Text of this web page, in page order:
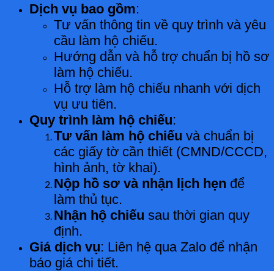
Dịch vụ bao gồm:
Tư vấn thông tin về quy trình và yêu
cầu làm hộ chiếu.
Hướng dẫn và hỗ trợ chuẩn bị hồ sơ
làm hộ chiếu.
Hỗ trợ làm hộ chiếu nhanh với dịch
vụ ưu tiên.
Quy trình làm hộ chiếu:
Tư vấn làm hộ chiếu và chuẩn bị
các giấy tờ cần thiết (CMND/CCCD,
hình ảnh, tờ khai).
Nộp hồ sơ và nhận lịch hẹn để
làm thủ tục.
Nhận hộ chiếu sau thời gian quy
định.
Giá dịch vụ: Liên hệ qua Zalo để nhận
báo giá chi tiết.